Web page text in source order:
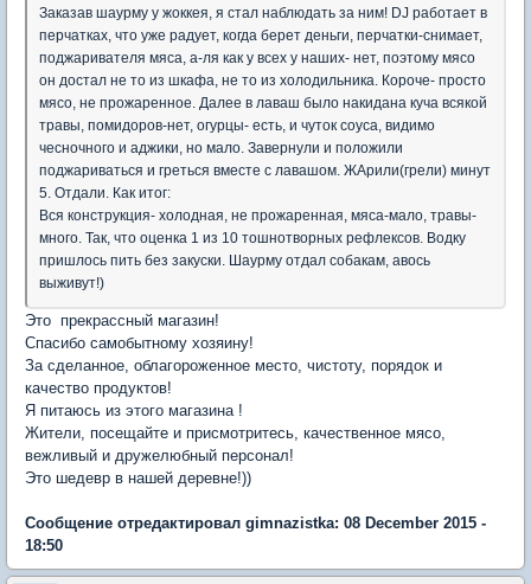
Заказав шаурму у жоккея, я стал наблюдать за ним! DJ работает в
перчатках, что уже радует, когда берет деньги, перчатки-снимает,
поджаривателя мяса, а-ля как у всех у наших- нет, поэтому мясо
он достал не то из шкафа, не то из холодильника. Короче- просто
мясо, не прожаренное. Далее в лаваш было накидана куча всякой
травы, помидоров-нет, огурцы- есть, и чуток соуса, видимо
чесночного и аджики, но мало. Завернули и положили
поджариваться и греться вместе с лавашом. ЖАрили(грели) минут
5. Отдали. Как итог:
Вся конструкция- холодная, не прожаренная, мяса-мало, травы-
много. Так, что оценка 1 из 10 тошнотворных рефлексов. Водку
пришлось пить без закуски. Шаурму отдал собакам, авось
выживут!)
Это прекрассный магазин!
Спасибо самобытному хозяину!
За сделанное, облагороженное место, чистоту, порядок и
качество продуктов!
Я питаюсь из этого магазина !
Жители, посещайте и присмотритесь, качественное мясо,
вежливый и дружелюбный персонал!
Это шедевр в нашей деревне!))
Сообщение отредактировал gimnazistka: 08 December 2015 -
18:50